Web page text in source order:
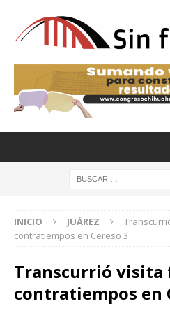
INICIO JUÁREZ
contratiempos en Cereso 3
Transcurrió
contratiempos en